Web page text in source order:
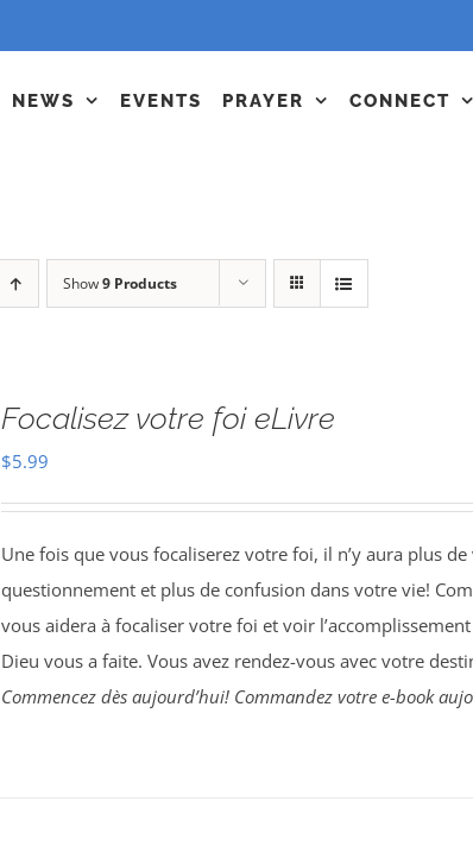
NEWS EVENTS PRAYER CONNECT
Show9 Products
Focalisez votre foi eLivre
$5.99
Une fois que vous focaliserez votre foi, il n’y aura plus
questionnement et plus de confusion dans votre vie!
vous aidera à focaliser votre foi et voir
Dieu vous a faite. Vous avez rendez-vous avec votre
Commencez dès aujourd’hui! Commandez votre e-book